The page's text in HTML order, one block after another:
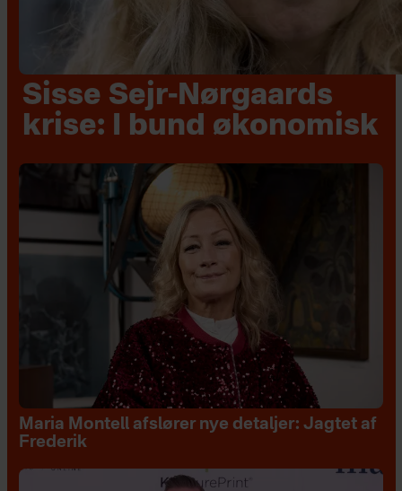
Sisse Sejr-Nørgaards
krise: I bund økonomisk
Maria Montell afslører nye detaljer: Jagtet af
Frederik